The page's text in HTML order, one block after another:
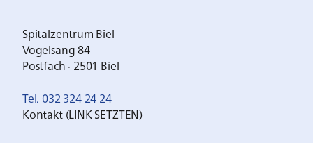
Spitalzentrum Biel
Vogelsang 84
Postfach · 2501 Biel
Tel. 032 324 24 24
Kontakt (LINK SETZTEN)